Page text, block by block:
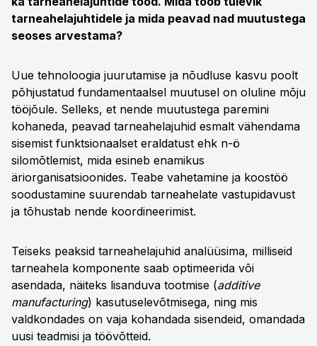
tarneahelajuhtidele ja mida peavad nad muutustega
seoses arvestama?
Uue tehnoloogia juurutamise ja nõudluse kasvu poolt
põhjustatud fundamentaalsel muutusel on oluline mõju
tööjõule. Selleks, et nende muutustega paremini
kohaneda, peavad tarneahelajuhid esmalt vähendama
sisemist funktsionaalset eraldatust ehk n-ö
silomõtlemist, mida esineb enamikus
äriorganisatsioonides. Teabe vahetamine ja koostöö
soodustamine suurendab tarneahelate vastupidavust
ja tõhustab nende koordineerimist.
Teiseks peaksid tarneahelajuhid analüüsima, milliseid
tarneahela komponente saab optimeerida või
asendada, näiteks lisanduva tootmise (additive
manufacturing) kasutuselevõtmisega, ning mis
valdkondades on vaja kohandada sisendeid, omandada
uusi teadmisi ja töövõtteid.